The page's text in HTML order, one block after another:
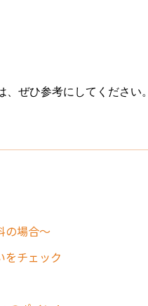
ぜひ参考にしてください。
の場合〜
をチェック